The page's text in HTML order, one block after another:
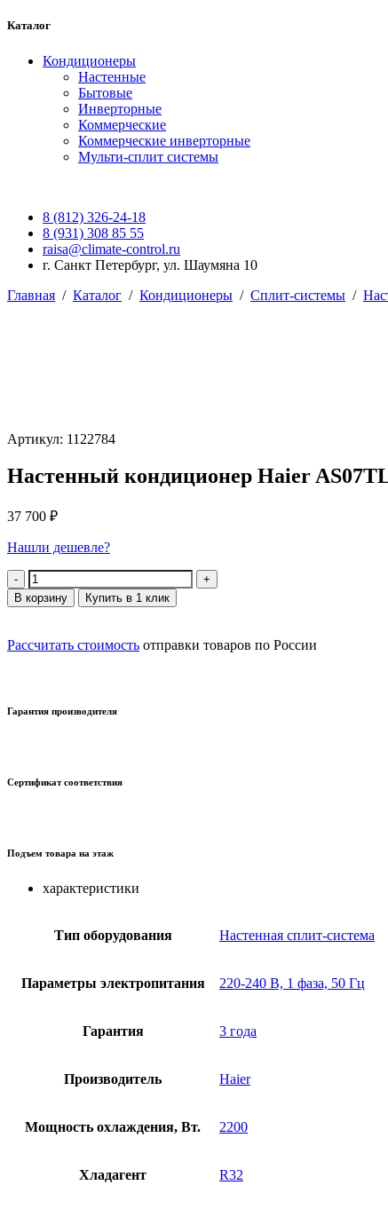
Каталог
Кондиционеры
Настенные
Бытовые
Инверторные
Коммерческие
Коммерческие инверторные
Мульти-сплит системы
8 (812) 326-24-18
8 (931) 308 85 55
raisa@climate-control.ru
г. Санкт Петербург, ул. Шаумяна 10
Главная / Каталог / Кондиционеры / Сплит-системы /
Артикул: 1122784
Настенный кондиционер Haier
37 700 ₽
Нашли дешевле?
Количество
В корзину Купить в 1 клик
Рассчитать стоимость отправки товаров по России
Гарантия производителя
Сертификат соответствия
Подъем товара на этаж
характеристики
Тип оборудования Настенная сплит-система
Параметры электропитания 220-240 В, 1 фаза, 50 Гц
Гарантия 3 года
Производитель Haier
Мощность охлаждения, Вт. 2200
Хладагент R32